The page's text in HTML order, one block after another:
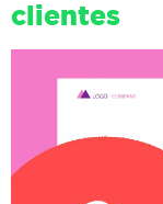
clientes